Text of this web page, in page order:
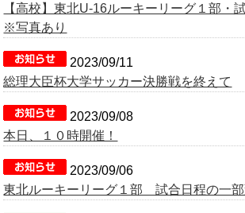
【高校】東北U-16ルーキーリーグ１部・
※写真あり
2023/09/11
総理大臣杯大学サッカー決勝戦を終えて
2023/09/08
本日、１０時開催！
2023/09/06
東北ルーキーリーグ１部 試合日程の一